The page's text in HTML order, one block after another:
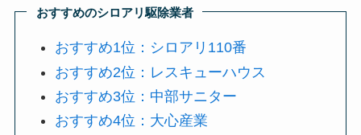
おすすめのシロアリ駆除業者
おすすめ1位：シロアリ110番
おすすめ2位：レスキューハウス
おすすめ3位：中部サニター
おすすめ4位：大心産業